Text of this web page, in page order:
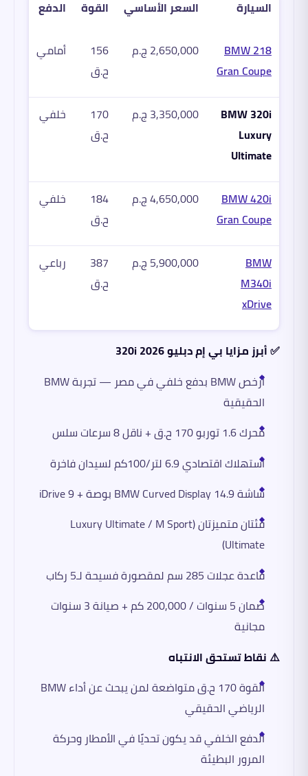
السيارة السعر الأساسي القوة الدفع
BMW 218
Gran Coupe
2,650,000 ج.م
156
ح.ق
أمامي
BMW 320i
Luxury
Ultimate
3,350,000 ج.م
170
ح.ق
خلفي
BMW 420i
Gran Coupe
4,650,000 ج.م
184
ح.ق
خلفي
BMW
M340i
xDrive
5,900,000 ج.م
387
ح.ق
رباعي
✅ أبرز مزايا بي إم دبليو 320i 2026
أرخص BMW بدفع خلفي في مصر — تجربة BMW
الحقيقية
محرك 1.6 توربو 170 ح.ق + ناقل 8 سرعات سلس
استهلاك اقتصادي 6.9 لتر/100كم لسيدان فاخرة
شاشة BMW Curved Display 14.9 بوصة + iDrive 9
فئتان متميزتان (Luxury Ultimate / M Sport
Ultimate)
قاعدة عجلات 285 سم لمقصورة فسيحة لـ5 ركاب
ضمان 5 سنوات / 200,000 كم + صيانة 3 سنوات
مجانية
⚠️ نقاط تستحق الانتباه
القوة 170 ح.ق متواضعة لمن يبحث عن أداء BMW
الرياضي الحقيقي
الدفع الخلفي قد يكون تحديًا في الأمطار وحركة
المرور البطيئة